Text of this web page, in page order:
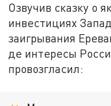
Озвучив сказку о
инвестициях
заигрывания
де интересы
провозгласил: